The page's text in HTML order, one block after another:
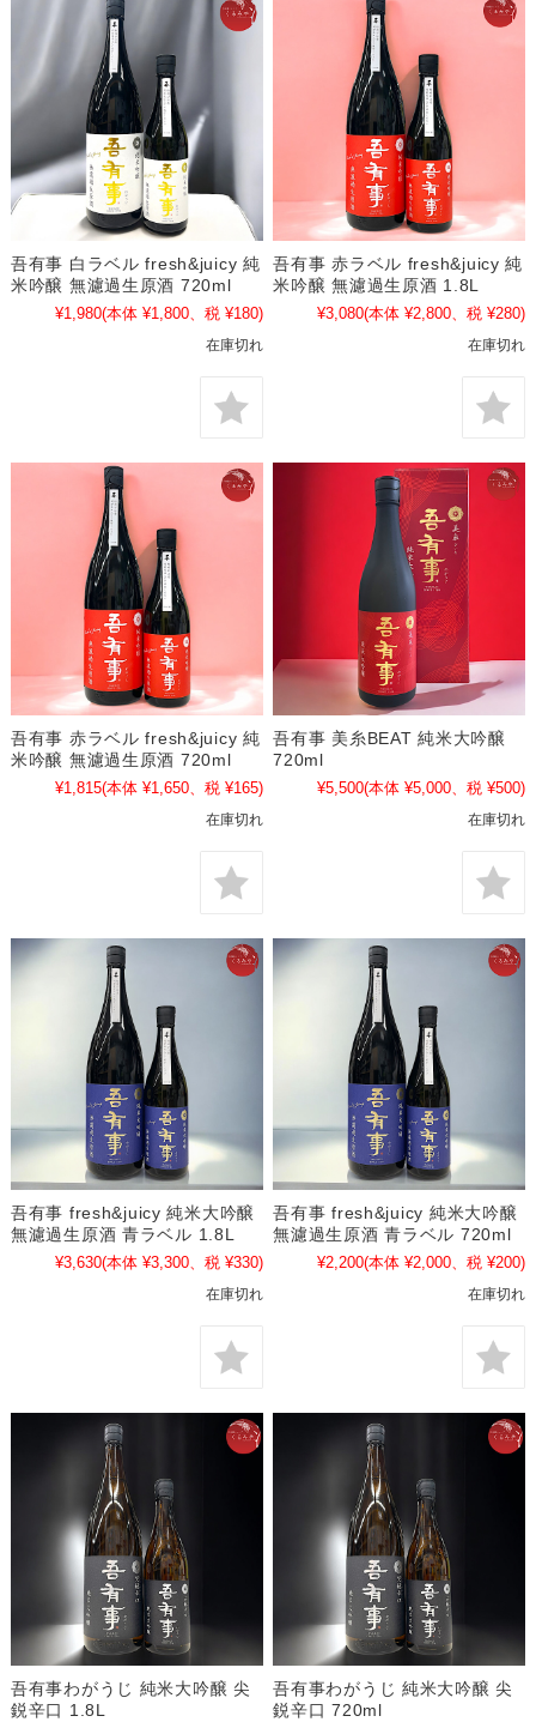
吾有事 白ラベル fresh&juicy 純
米吟醸 無濾過生原酒 720ml
¥1,980(本体 ¥1,800、税 ¥180)
在庫切れ
吾有事 赤ラベル fresh&juicy 純
米吟醸 無濾過生原酒 1.8L
¥3,080(本体 ¥2,800、税 ¥280)
在庫切れ
吾有事 赤ラベル fresh&juicy 純
米吟醸 無濾過生原酒 720ml
¥1,815(本体 ¥1,650、税 ¥165)
在庫切れ
吾有事 美糸BEAT 純米大吟醸
720ml
¥5,500(本体 ¥5,000、税 ¥500)
在庫切れ
吾有事 fresh&juicy 純米大吟醸
無濾過生原酒 青ラベル 1.8L
¥3,630(本体 ¥3,300、税 ¥330)
在庫切れ
吾有事 fresh&juicy 純米大吟醸
無濾過生原酒 青ラベル 720ml
¥2,200(本体 ¥2,000、税 ¥200)
在庫切れ
吾有事わがうじ 純米大吟醸 尖
鋭辛口 1.8L
吾有事わがうじ 純米大吟醸 尖
鋭辛口 720ml